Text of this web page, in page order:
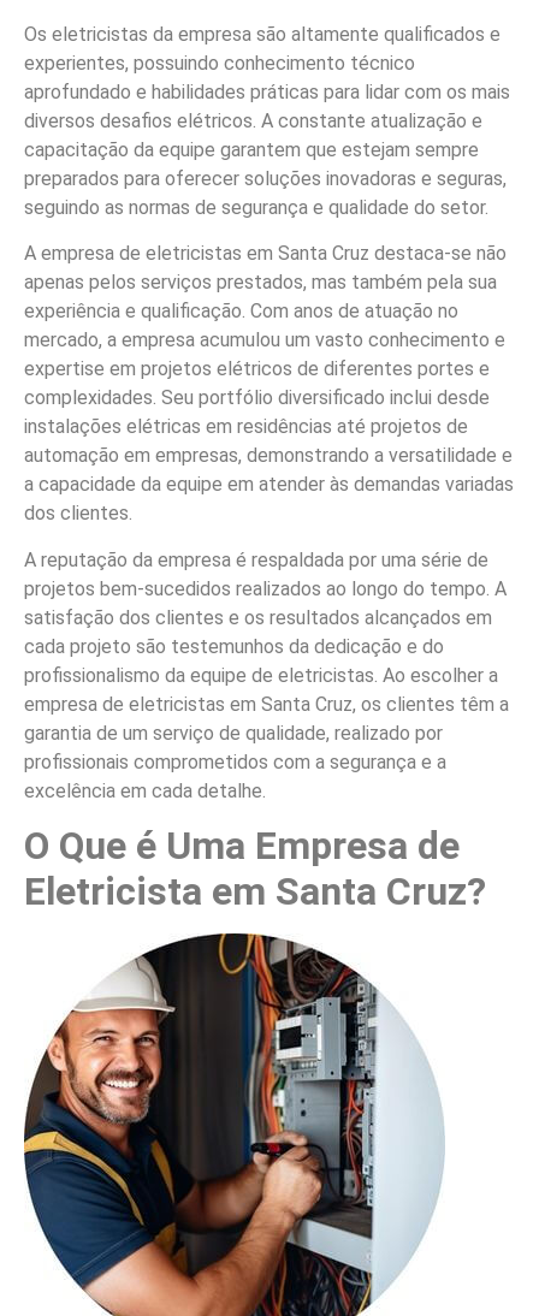
Os eletricistas da empresa são altamente qualificados e
experientes, possuindo conhecimento técnico
aprofundado e habilidades práticas para lidar com os mais
diversos desafios elétricos. A constante atualização e
capacitação da equipe garantem que estejam sempre
preparados para oferecer soluções inovadoras e seguras,
seguindo as normas de segurança e qualidade do setor.
A empresa de eletricistas em Santa Cruz destaca-se não
apenas pelos serviços prestados, mas também pela sua
experiência e qualificação. Com anos de atuação no
mercado, a empresa acumulou um vasto conhecimento e
expertise em projetos elétricos de diferentes portes e
complexidades. Seu portfólio diversificado inclui desde
instalações elétricas em residências até projetos de
automação em empresas, demonstrando a versatilidade e
a capacidade da equipe em atender às demandas variadas
dos clientes.
A reputação da empresa é respaldada por uma série de
projetos bem-sucedidos realizados ao longo do tempo. A
satisfação dos clientes e os resultados alcançados em
cada projeto são testemunhos da dedicação e do
profissionalismo da equipe de eletricistas. Ao escolher a
empresa de eletricistas em Santa Cruz, os clientes têm a
garantia de um serviço de qualidade, realizado por
profissionais comprometidos com a segurança e a
excelência em cada detalhe.
O Que é Uma Empresa de
Eletricista em Santa Cruz?